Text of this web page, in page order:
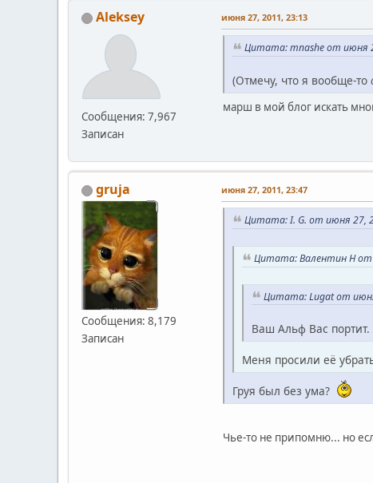
Aleksey
Сообщения: 7,967
Записан
июня 27, 2011, 23:13
Цитата: mnashe от июня
(Отмечу, что я вообще-то
марш в мой блог искать
gruja
Сообщения: 8,179
Записан
июня 27, 2011, 23:47
Цитата: I. G. от июня 27,
Цитата: Валентин Н от
Цитата: Lugat от
Ваш Альф Вас
Меня просили её
Груя был без ума?
Чье-то не припомню... но